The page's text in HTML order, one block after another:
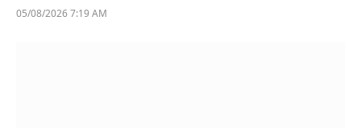
05/08/2026 7:19 AM